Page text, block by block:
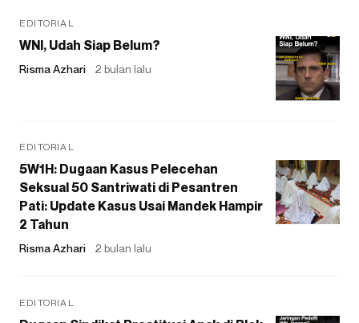
EDITORIAL
WNI, Udah Siap Belum?
Risma Azhari 2 bulan lalu
EDITORIAL
5W1H: Dugaan Kasus Pelecehan
Seksual 50 Santriwati di Pesantren
Pati: Update Kasus Usai Mandek Hampir
2 Tahun
Risma Azhari 2 bulan lalu
EDITORIAL